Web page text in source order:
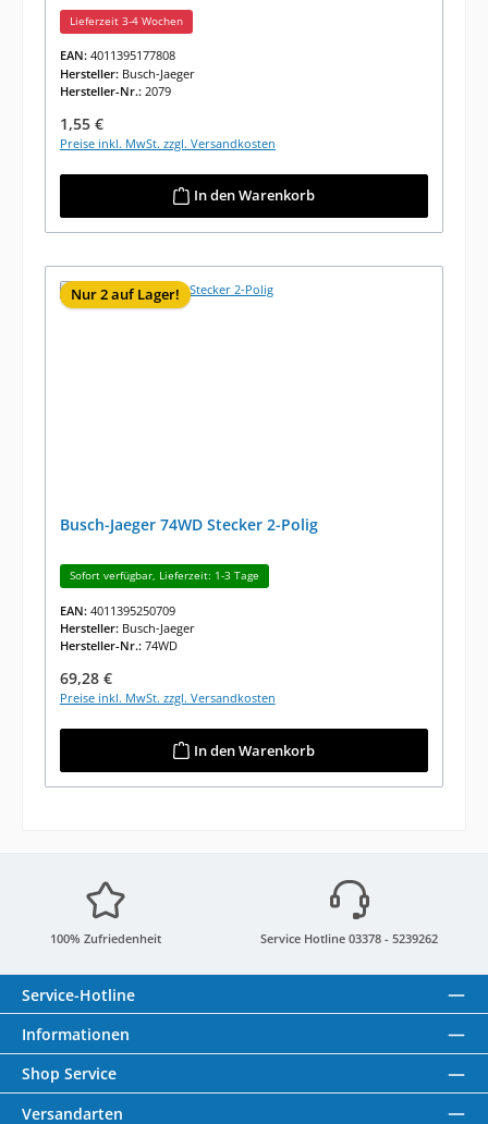
Lieferzeit 3-4 Wochen
EAN: 4011395177808
Hersteller: Busch-Jaeger
Hersteller-Nr.: 2079
Regulärer Preis:
1,55 €
Preise inkl. MwSt. zzgl. Versandkosten
In den Warenkorb
Nur 2 auf Lager!
Busch-Jaeger 74WD Stecker 2-Polig
Sofort verfügbar, Lieferzeit: 1-3 Tage
EAN: 4011395250709
Hersteller: Busch-Jaeger
Hersteller-Nr.: 74WD
Regulärer Preis:
69,28 €
Preise inkl. MwSt. zzgl. Versandkosten
In den Warenkorb
100% Zufriedenheit Service Hotline 03378 - 5239262
Service-Hotline
Informationen
Shop Service
Versandarten